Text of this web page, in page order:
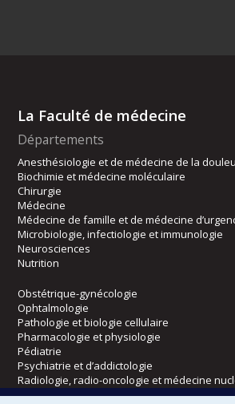
La Faculté de médecine
Départements
Anesthésiologie et de médecine de la
Biochimie et médecine moléculaire
Chirurgie
Médecine
Médecine de famille et de médecine
Microbiologie, infectiologie et immunologie
Neurosciences
Nutrition
Obstétrique-gynécologie
Ophtalmologie
Pathologie et biologie cellulaire
Pharmacologie et physiologie
Pédiatrie
Psychiatrie et d’addictologie
Radiologie, radio-oncologie et médecine